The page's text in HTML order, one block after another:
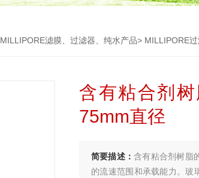
MILLIPORE滤膜、过滤器、纯水产品> MILLIPORE
含有粘合剂
75mm直径
简要描述：含有粘合剂树脂
的流速范围和承载能力。玻